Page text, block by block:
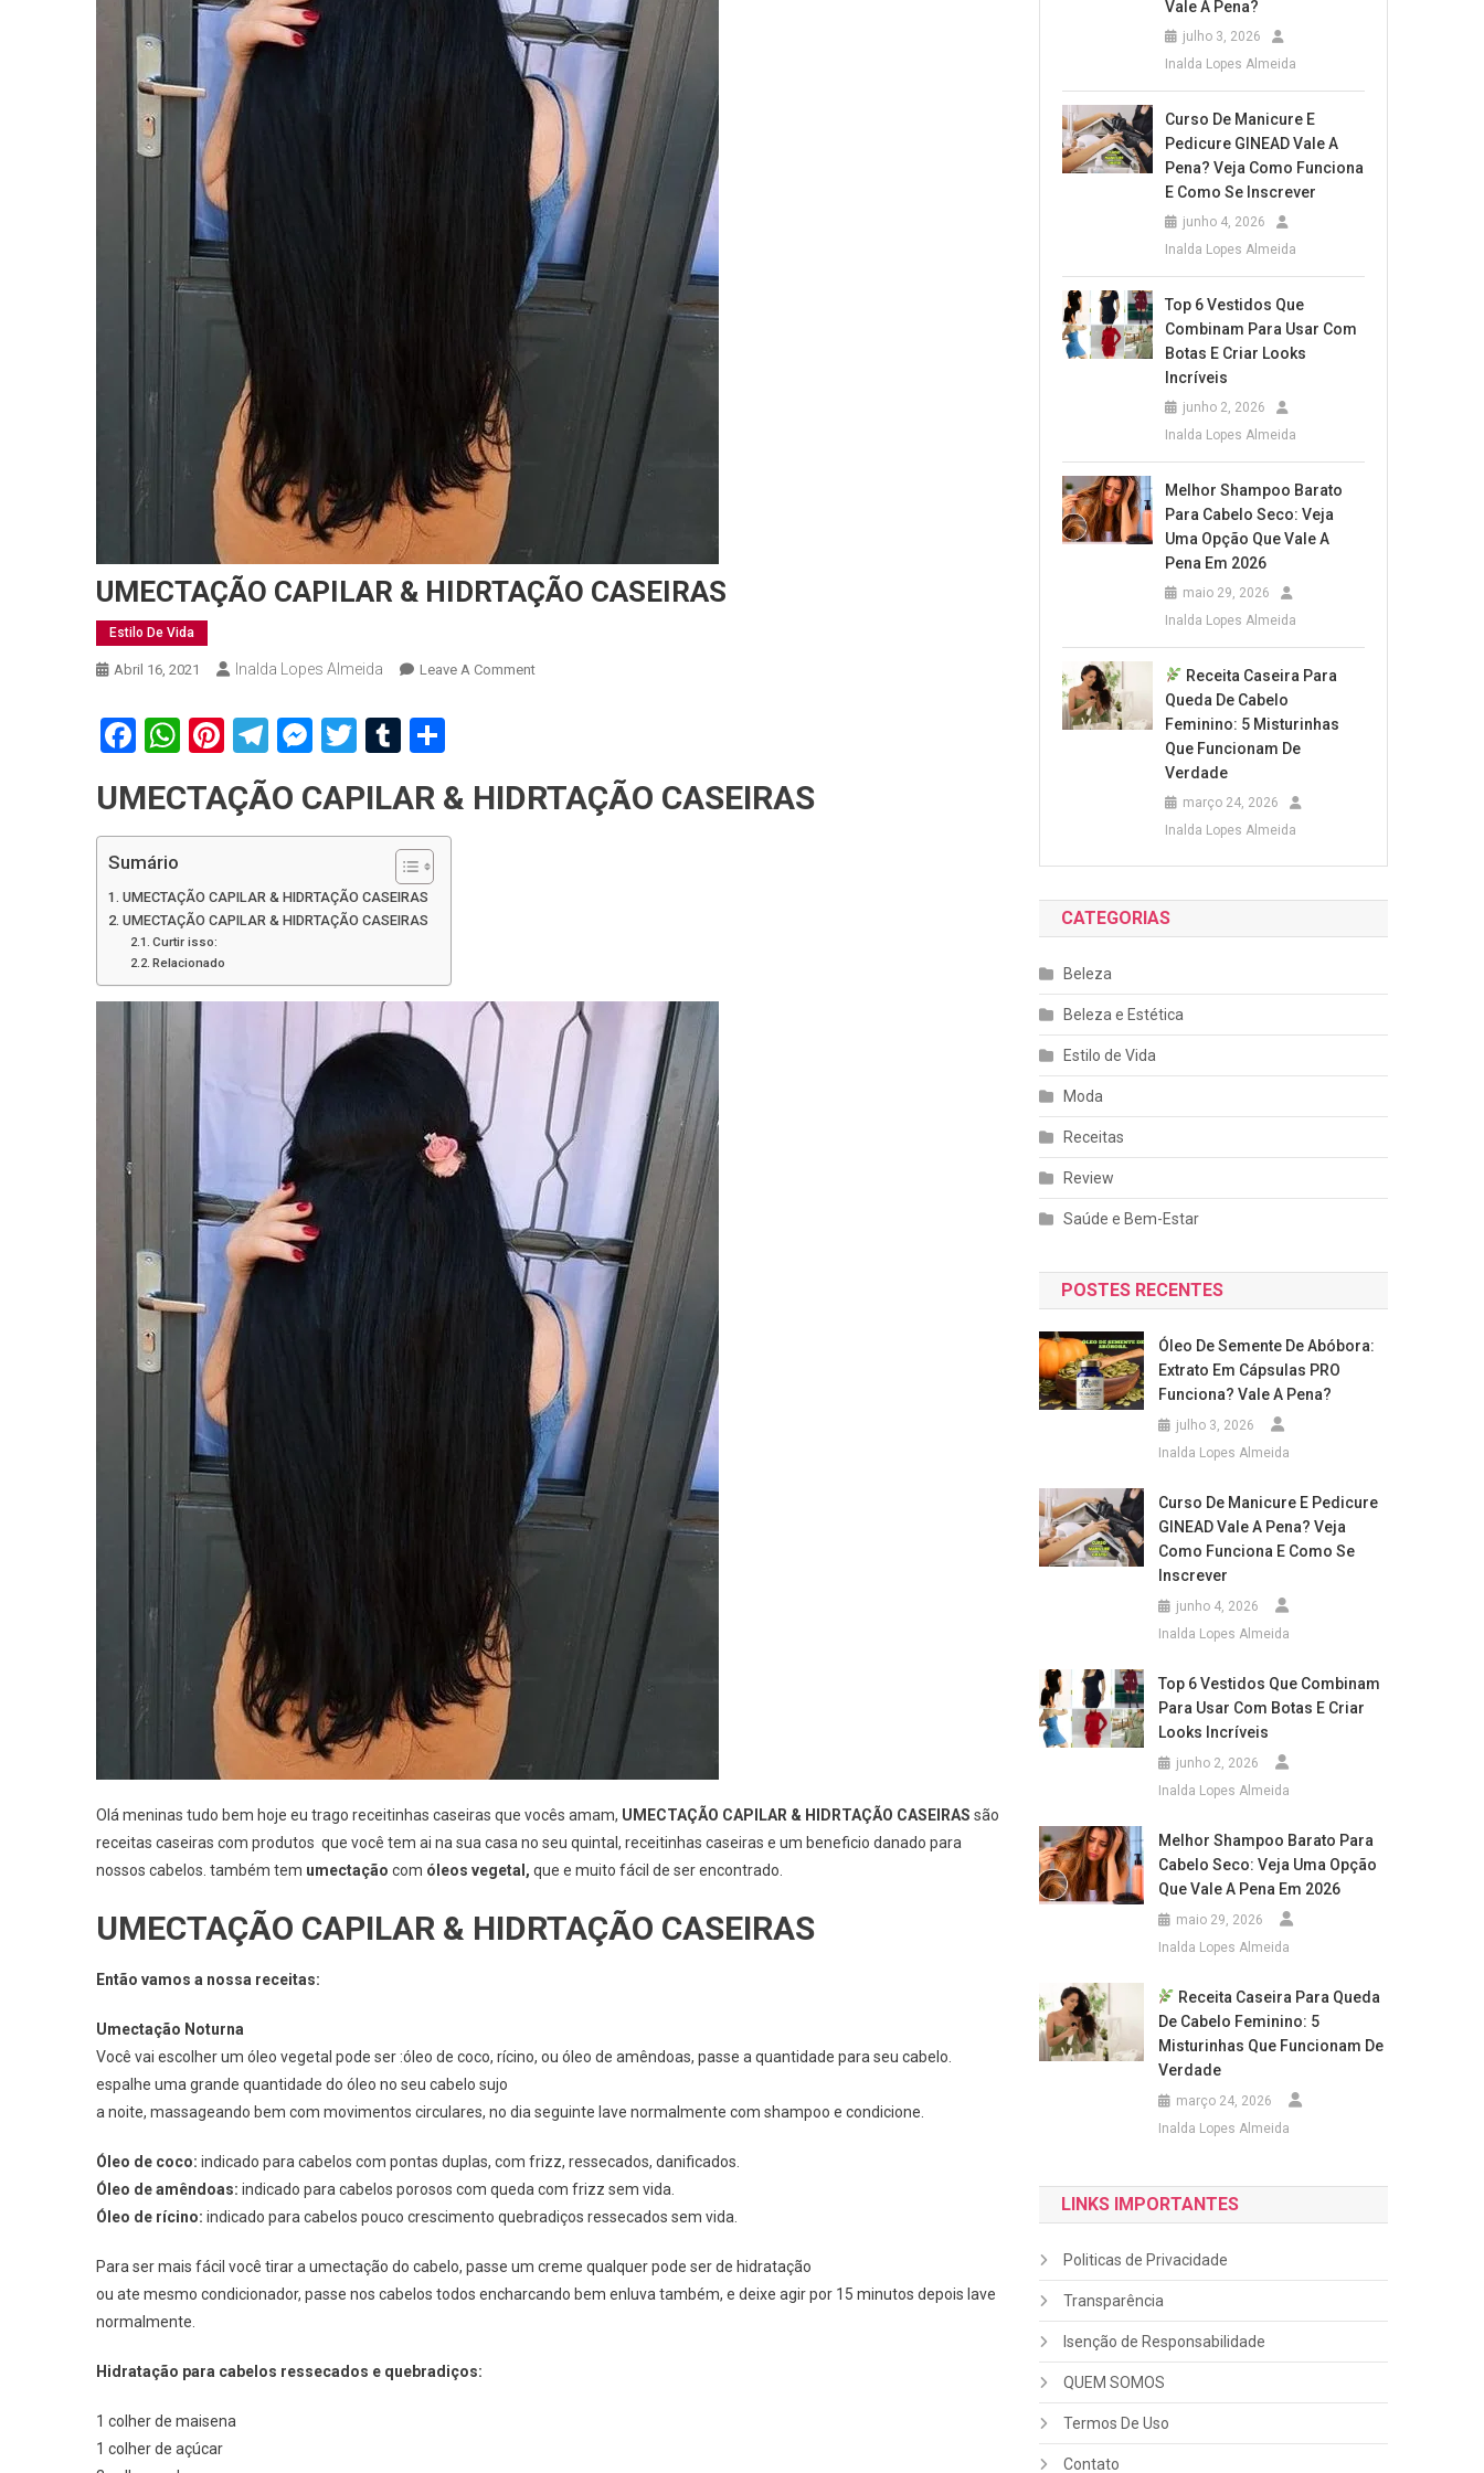
UMECTAÇÃO CAPILAR & HIDRTAÇÃO CASEIRAS
Estilo De Vida
Abril 16, 2021 Inalda Lopes Almeida Leave A CommentOn
CASEIRAS
Facebook
WhatsApp
Pinterest
Telegram
Messenger
TwitterTumblr
UMECTAÇÃO CAPILAR & HIDRTAÇÃO CASEIRAS
Sumário
UMECTAÇÃO CAPILAR & HIDRTAÇÃO CASEIRAS
UMECTAÇÃO CAPILAR & HIDRTAÇÃO CASEIRAS
Curtir isso:
Relacionado
Olá meninas tudo bem hoje eu trago receitinhas caseiras que vocês amam, UMECTAÇÃO CAPILAR & HIDRTAÇÃO CASEIRAS são
receitas caseiras com produtos que você tem ai na sua casa no seu quintal, receitinhas caseiras e um beneficio danado para
nossos cabelos. também tem umectação com óleos vegetal, que e muito fácil de ser encontrado.
UMECTAÇÃO CAPILAR & HIDRTAÇÃO CASEIRAS
Então vamos a nossa receitas:
Umectação Noturna
Você vai escolher um óleo vegetal pode ser :óleo de coco, rícino, ou óleo de amêndoas, passe a quantidade para seu cabelo.
espalhe uma grande quantidade do óleo no seu cabelo sujo
a noite, massageando bem com movimentos circulares, no dia seguinte lave normalmente com shampoo e condicione.
Óleo de coco: indicado para cabelos com pontas duplas, com frizz, ressecados, danificados.
Óleo de amêndoas: indicado para cabelos porosos com queda com frizz sem vida.
Óleo de rícino: indicado para cabelos pouco crescimento quebradiços ressecados sem vida.
Para ser mais fácil você tirar a umectação do cabelo, passe um creme qualquer pode ser de hidratação
ou ate mesmo condicionador, passe nos cabelos todos encharcando bem enluva também, e deixe agir por 15 minutos depois lave
normalmente.
Hidratação para cabelos ressecados e quebradiços:
1 colher de maisena
1 colher de açúcar
Vale A Pena?
julho 3, 2026
Inalda Lopes Almeida
Curso De Manicure E
Pedicure GINEAD Vale A
Pena? Veja Como Funciona
E Como Se Inscrever
junho 4, 2026
Inalda Lopes Almeida
Top 6 Vestidos Que
Combinam Para Usar Com
Botas E Criar Looks
Incríveis
junho 2, 2026
Inalda Lopes Almeida
Melhor Shampoo Barato
Para Cabelo Seco: Veja
Uma Opção Que Vale A
Pena Em 2026
maio 29, 2026
Inalda Lopes Almeida
Receita Caseira Para
Queda De Cabelo
Feminino: 5 Misturinhas
Que Funcionam De
Verdade
março 24, 2026
Inalda Lopes Almeida
CATEGORIAS
Beleza
Beleza e Estética
Estilo de Vida
Moda
Receitas
Review
Saúde e Bem-Estar
POSTES RECENTES
Óleo De Semente De Abóbora:
Extrato Em Cápsulas PRO
Funciona? Vale A Pena?
julho 3, 2026
Inalda Lopes Almeida
Curso De Manicure E Pedicure
GINEAD Vale A Pena? Veja
Como Funciona E Como Se
Inscrever
junho 4, 2026
Inalda Lopes Almeida
Top 6 Vestidos Que Combinam
Para Usar Com Botas E Criar
Looks Incríveis
junho 2, 2026
Inalda Lopes Almeida
Melhor Shampoo Barato Para
Cabelo Seco: Veja Uma Opção
Que Vale A Pena Em 2026
maio 29, 2026
Inalda Lopes Almeida
Receita Caseira Para Queda
De Cabelo Feminino: 5
Misturinhas Que Funcionam De
Verdade
março 24, 2026
Inalda Lopes Almeida
LINKS IMPORTANTES
Politicas de Privacidade
Transparência
Isenção de Responsabilidade
QUEM SOMOS
Termos De Uso
Contato